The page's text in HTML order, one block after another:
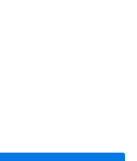
вопросов